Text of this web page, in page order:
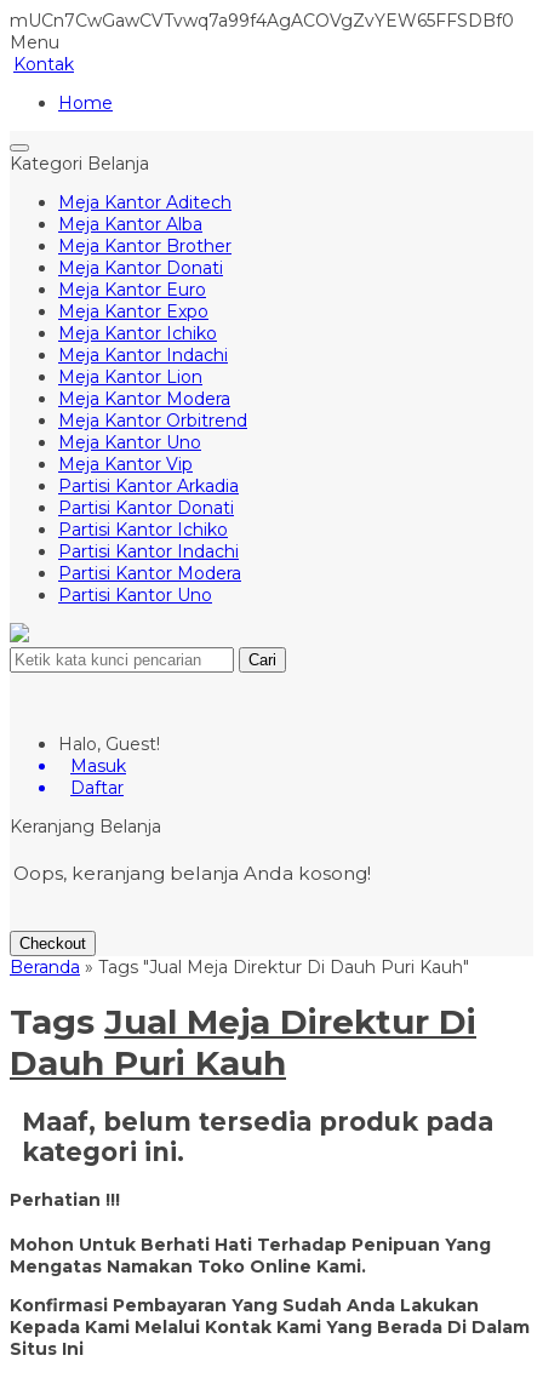
mUCn7CwGawCVTvwq7a99f4AgACOVgZvYEW65FFSDBf0
Menu
Kontak
Home
Kategori Belanja
Meja Kantor Aditech
Meja Kantor Alba
Meja Kantor Brother
Meja Kantor Donati
Meja Kantor Euro
Meja Kantor Expo
Meja Kantor Ichiko
Meja Kantor Indachi
Meja Kantor Lion
Meja Kantor Modera
Meja Kantor Orbitrend
Meja Kantor Uno
Meja Kantor Vip
Partisi Kantor Arkadia
Partisi Kantor Donati
Partisi Kantor Ichiko
Partisi Kantor Indachi
Partisi Kantor Modera
Partisi Kantor Uno
Cari
Halo, Guest!
Masuk
Daftar
Keranjang Belanja
Oops, keranjang belanja Anda kosong!
Checkout
Beranda » Tags "Jual Meja Direktur Di Dauh Puri Kauh"
Tags Jual Meja Direktur Di
Dauh Puri Kauh
Maaf, belum tersedia produk pada
kategori ini.
Perhatian !!!
Mohon Untuk Berhati Hati Terhadap Penipuan Yang
Mengatas Namakan Toko Online Kami.
Konfirmasi Pembayaran Yang Sudah Anda Lakukan
Kepada Kami Melalui Kontak Kami Yang Berada Di Dalam
Situs Ini